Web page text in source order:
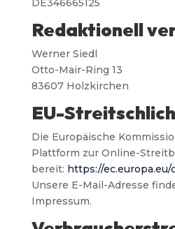
DE346665125
Redaktionell
Werner Siedl
Otto-Mair-Ring 13
83607 Holzkirchen
EU-
Die Europäische
Plattform zur Online-
bereit: https://ec.europa.eu/
Unsere E-Mail-Adresse
Impressum.